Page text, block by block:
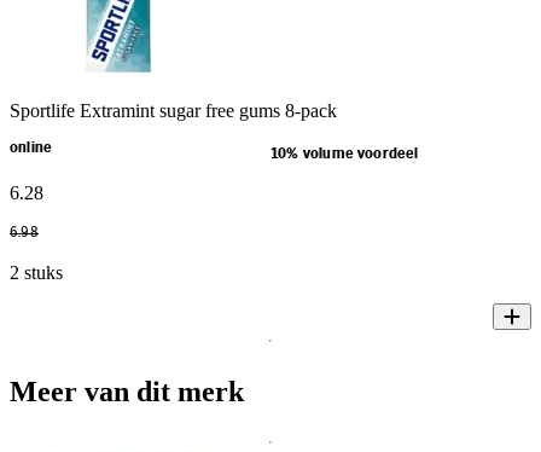
Sportlife Extramint sugar free gums 8-pack
online 10% volume voordeel
6.28
6.98
2 stuks
Meer van dit merk